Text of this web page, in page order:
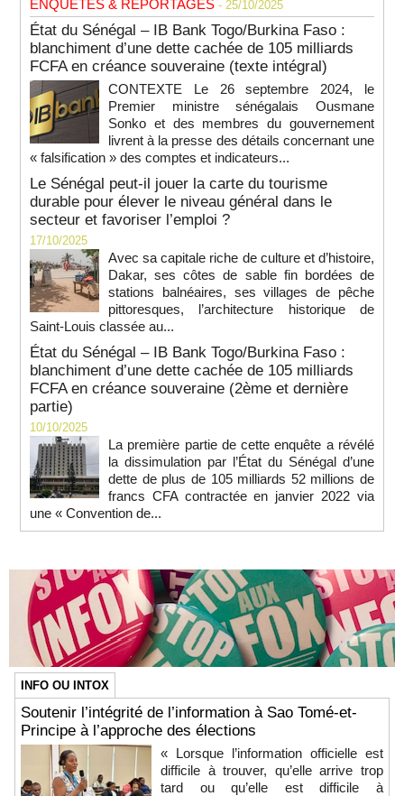
ENQUETES & REPORTAGES - 25/10/2025
État du Sénégal – IB Bank Togo/Burkina Faso :
blanchiment d’une dette cachée de 105 milliards
FCFA en créance souveraine (texte intégral)
CONTEXTE Le 26 septembre 2024, le
Premier ministre sénégalais Ousmane
Sonko et des membres du gouvernement
livrent à la presse des détails concernant une
« falsification » des comptes et indicateurs...
Le Sénégal peut-il jouer la carte du tourisme
durable pour élever le niveau général dans le
secteur et favoriser l’emploi ?
17/10/2025
Avec sa capitale riche de culture et d’histoire,
Dakar, ses côtes de sable fin bordées de
stations balnéaires, ses villages de pêche
pittoresques, l’architecture historique de
Saint-Louis classée au...
État du Sénégal – IB Bank Togo/Burkina Faso :
blanchiment d’une dette cachée de 105 milliards
FCFA en créance souveraine (2ème et dernière
partie)
10/10/2025
La première partie de cette enquête a révélé
la dissimulation par l’État du Sénégal d’une
dette de plus de 105 milliards 52 millions de
francs CFA contractée en janvier 2022 via
une « Convention de...
INFO OU INTOX
Soutenir l’intégrité de l’information à Sao Tomé-et-
Principe à l’approche des élections
« Lorsque l’information officielle est
difficile à trouver, qu’elle arrive trop
tard ou qu’elle est difficile à